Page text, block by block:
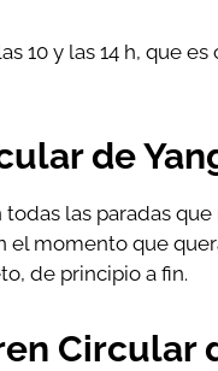
10 y las 14 h, que
de
las paradas
momento que
de principio a fin.
Circular